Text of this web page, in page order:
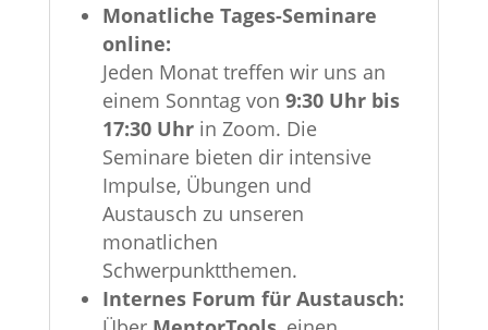
Monatliche Tages-Seminare
online:
Jeden Monat treffen wir uns an
einem Sonntag von 9:30 Uhr bis
17:30 Uhrin Zoom. Die
Seminare bieten dir intensive
Impulse, Übungen und
Austausch zu unseren
monatlichen
Schwerpunktthemen.
Internes Forum für Austausch: